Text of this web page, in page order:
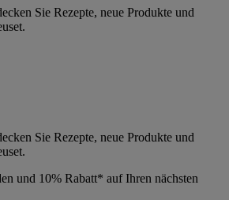
Sie Rezepte, neue Produkte und
Sie Rezepte, neue Produkte und
und 10% Rabatt* auf Ihren nächsten